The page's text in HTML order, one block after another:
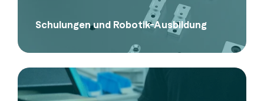
Schulungen und Robotik-Ausbildung